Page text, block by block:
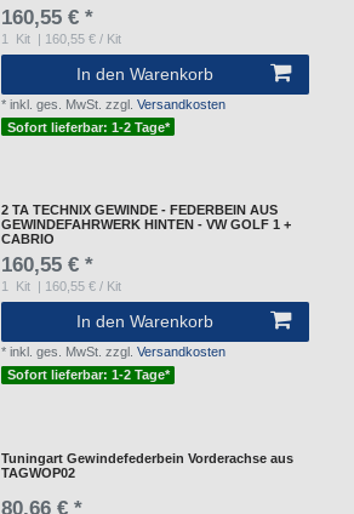
160,55 € *
1 Kit | 160,55 € / Kit
In den Warenkorb
*inkl. ges. MwSt. zzgl.Versandkosten
Sofort lieferbar: 1-2 Tage*
2 TA TECHNIX GEWINDE - FEDERBEIN AUS
GEWINDEFAHRWERK HINTEN - VW GOLF 1 +
CABRIO
160,55 € *
1 Kit | 160,55 € / Kit
In den Warenkorb
*inkl. ges. MwSt. zzgl.Versandkosten
Sofort lieferbar: 1-2 Tage*
Tuningart Gewindefederbein Vorderachse aus
TAGWOP02
80,66 € *